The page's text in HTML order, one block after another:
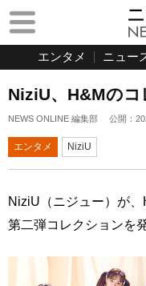
エンタメ ニュー
NiziU、H&Mの
NEWS ONLINE 編集部 公開：
エンタメ NiziU
NiziU（ニジュー）が
第二弾コレクションを